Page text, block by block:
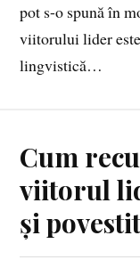
pot s-o spună în
viitorului lider
lingvistică…
Cum
viitorul
și